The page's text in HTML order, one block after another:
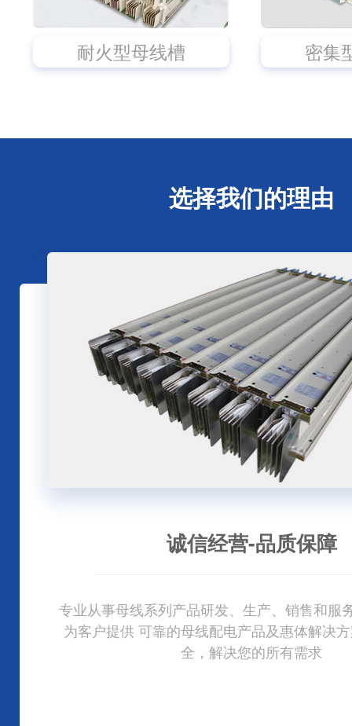
耐火型母线槽 密集
选择我们的理由
贴心的服务-让你放心
快速响应，全程服务，目前夏宇电气在多地建
后服务团队，为客户提供贴心高标准的服务;
众多客户认可。
诚信经营-品质保障
专业从事母线系列产品研发、生产、销售和服
为客户提供 可靠的母线配电产品及惠体解决
全，解决您的所有需求
专业的设计团队，支持
拥有专业的技术科研团队，具有丰富的经验，
求设计研发各类空气型、密集型、低压过桥
槽，并提供，可靠、的母线槽配电产品整体
雄厚的实力-成就好产
多年的行业经验沉淀，专业的绝缘材料生产商
产设备、加工工艺、品质管理和的服务体系;
能稳定。
贴心的服务-让你放心
快速响应，全程服务，目前夏宇电气在多地建
后服务团队，为客户提供贴心高标准的服务;
众多客户认可。
诚信经营-品质保障
专业从事母线系列产品研发、生产、销售和服
为客户提供 可靠的母线配电产品及惠体解决
全，解决您的所有需求